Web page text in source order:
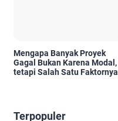
Mengapa Banyak Proyek
Gagal Bukan Karena Modal,
tetapi Salah Satu Faktornya
Terpopuler